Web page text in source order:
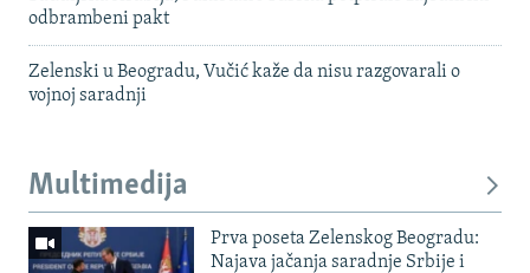
odbrambeni pakt
Zelenski u Beogradu, Vučić kaže da nisu razgovarali o
vojnoj saradnji
Multimedija
Prva poseta Zelenskog Beogradu:
Najava jačanja saradnje Srbije i